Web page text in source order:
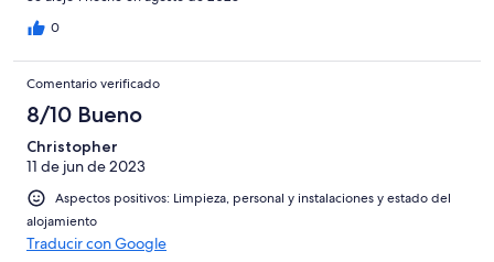
0
Comentario verificado
8/10 Bueno
Christopher
11 de jun de 2023
Aspectos positivos: Limpieza, personal y instalaciones y estado del
alojamiento
Traducir con Google